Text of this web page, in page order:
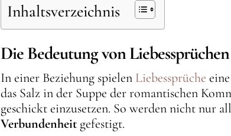
Inhaltsverzeichnis
Die Bedeutung von
In einer Beziehung spielen Liebessprüche
das Salz in der Suppe der romantischen
geschickt einzusetzen. So werden nicht nur
Verbundenheit gefestigt.